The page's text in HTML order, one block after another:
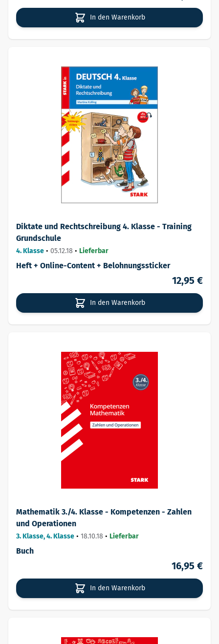
In den Warenkorb
Diktate und Rechtschreibung 4. Klasse - Training
Grundschule
4. Klasse • 05.12.18 • Lieferbar
Heft + Online-Content + Belohnungssticker
12,95 €
In den Warenkorb
Mathematik 3./4. Klasse - Kompetenzen - Zahlen
und Operationen
3. Klasse, 4. Klasse • 18.10.18 • Lieferbar
Buch
16,95 €
In den Warenkorb